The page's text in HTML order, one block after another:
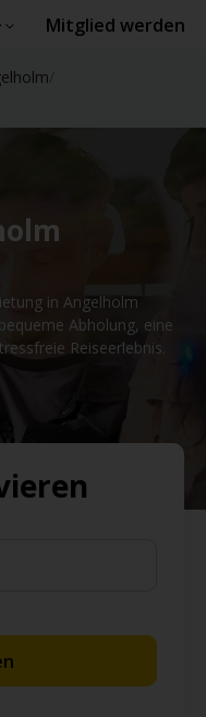
Mitglied werden
in Angelholm
Abholung, eine
Reiseerlebnis.